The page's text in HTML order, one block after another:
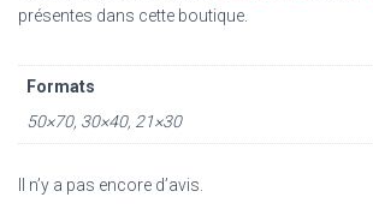
présentes dans cette boutique.
Formats
50×70, 30×40, 21×30
Il n’y a pas encore d’avis.